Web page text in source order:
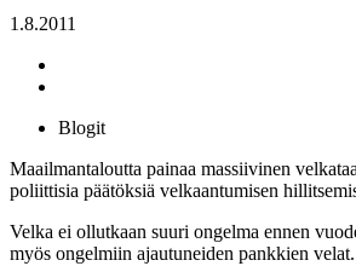
1.8.2011
Blogit
Maailmantaloutta painaa massiivinen
poliittisia päätöksiä velkaantumisen
Velka ei ollutkaan suuri ongelma ennen
myös ongelmiin ajautuneiden pankkien velat.